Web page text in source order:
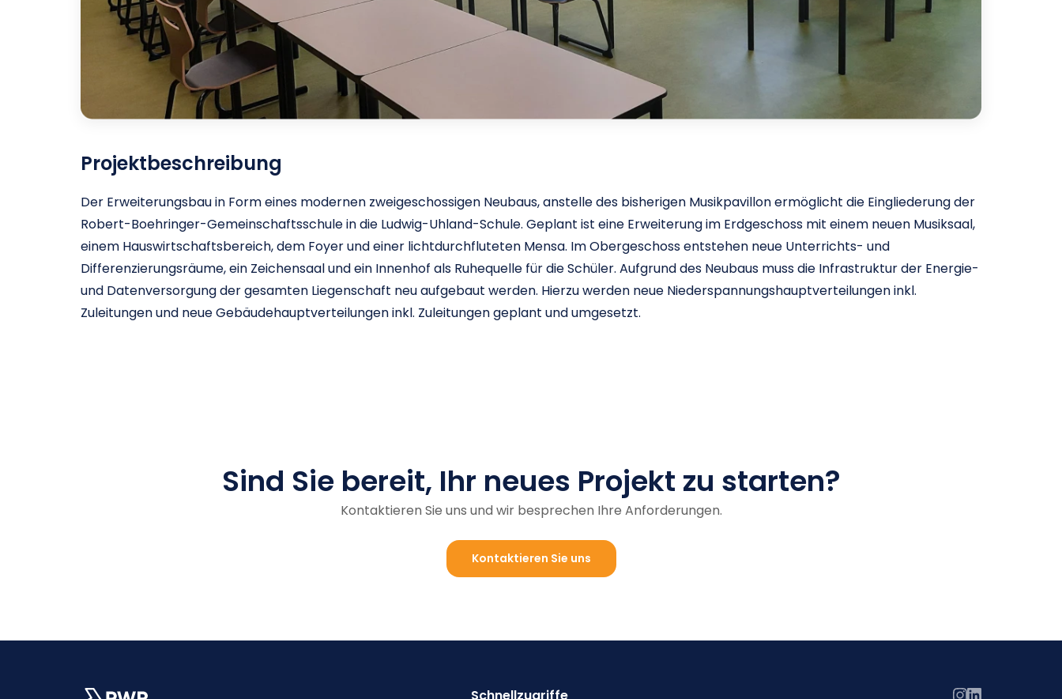
Projektbeschreibung
Der Erweiterungsbau in Form eines modernen zweigeschossigen Neubaus, anstelle des bisherigen Musikpavillon ermöglicht die Eingliederung der
Robert-Boehringer-Gemeinschaftsschule in die Ludwig-Uhland-Schule. Geplant ist eine Erweiterung im Erdgeschoss mit einem neuen Musiksaal,
einem Hauswirtschaftsbereich, dem Foyer und einer lichtdurchfluteten Mensa. Im Obergeschoss entstehen neue Unterrichts- und
Differenzierungsräume, ein Zeichensaal und ein Innenhof als Ruhequelle für die Schüler. Aufgrund des Neubaus muss die Infrastruktur der Energie-
und Datenversorgung der gesamten Liegenschaft neu aufgebaut werden. Hierzu werden neue Niederspannungshauptverteilungen inkl.
Zuleitungen und neue Gebäudehauptverteilungen inkl. Zuleitungen geplant und umgesetzt.
Sind Sie bereit, Ihr neues Projekt zu starten?
Kontaktieren Sie uns und wir besprechen Ihre Anforderungen.
Kontaktieren Sie uns
Schnellzugriffe